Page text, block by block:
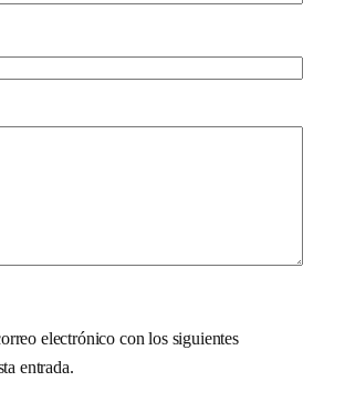
electrónico con los siguientes
entrada.